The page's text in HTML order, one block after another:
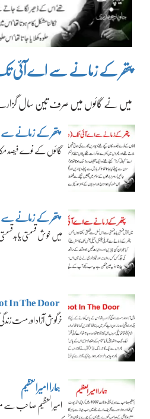
پتھر کے زمانے سے اے آئی
میں نے گائوں میں صرف تین سال
پتھر کے زمانے
گائوں کے نوے فیصد
پتھر کے زمانے
میں خوش قسمتی یا
In The Door
خرگوش آزاد اور مست
ہمارا امیرالعظیم